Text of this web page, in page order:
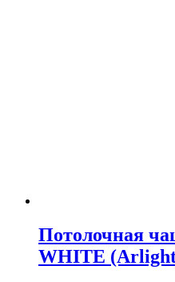
Потолочная
WHITE